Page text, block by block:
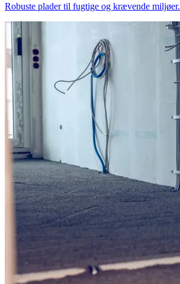
Robuste plader til fugtige og krævende miljøer.